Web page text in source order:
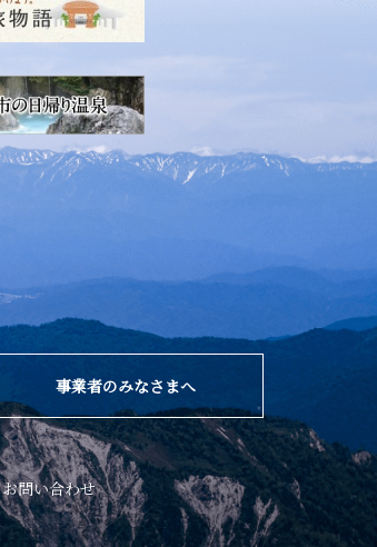
事業者のみなさまへ
お問い合わせ